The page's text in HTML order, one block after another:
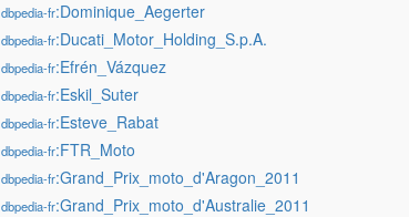
dbpedia-fr:Dominique_Aegerter
dbpedia-fr:Ducati_Motor_Holding_S.p.A.
dbpedia-fr:Efrén_Vázquez
dbpedia-fr:Eskil_Suter
dbpedia-fr:Esteve_Rabat
dbpedia-fr:FTR_Moto
dbpedia-fr:Grand_Prix_moto_d'Aragon_2011
dbpedia-fr:Grand_Prix_moto_d'Australie_2011